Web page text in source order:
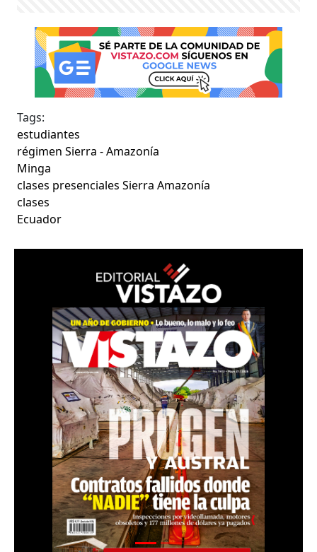
Tags:
estudiantes
régimen Sierra - Amazonía
Minga
clases presenciales Sierra Amazonía
clases
Ecuador